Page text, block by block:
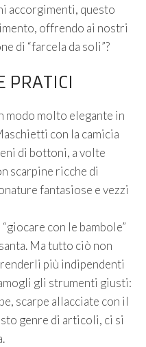
accorgimenti, questo
offrendo ai nostri
di “farcela da soli”?
PRATICI
modo molto elegante in
con la camicia
di bottoni, a volte
scarpine ricche di
fantasiose e vezzi
con le bambole”
Ma tutto ciò non
più indipendenti
gli strumenti giusti:
scarpe allacciate con il
genre di articoli, ci si